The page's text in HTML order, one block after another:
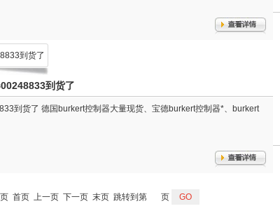
到货了
到货了 德国burkert控制器大量现货、宝德burkert控制器*、burkert
页 首页 上一页 下一页 末页 跳转到第 页